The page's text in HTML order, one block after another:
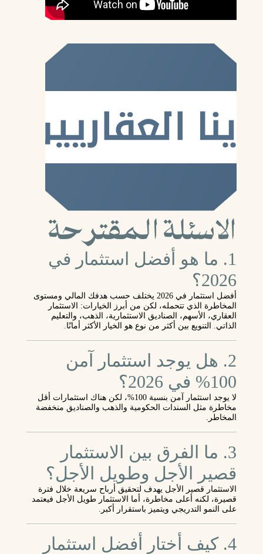
الاسئلة المقترحة
1. ما هو أفضل استثمار في
2026؟
أفضل استثمار في 2026 يختلف حسب هدفك المالي ومستوى
المخاطرة الذي تتحمله، لكن من أبرز الخيارات: الاستثمار
العقاري، الأسهم، الصناديق الاستثمارية، الذهب، والتعليم
الذاتي . التنويع بين أكثر من نوع هو الخيار الأكثر أمانًا.
2. هل يوجد استثمار آمن
100% في 2026؟
لا يوجد استثمار آمن بنسبة 100%، لكن هناك استثمارات
أقل
مخاطرة مثل السندات الحكومية والذهب والصناديق منخفضة
المخاطر.
3. ما الفرق بين الاستثمار
قصير الأجل وطويل الأجل؟
الاستثمار قصير الأجل يهدف لتحقيق أرباح سريعة خلال فترة
قصيرة، لكنه أعلى مخاطرة، أما الاستثمار طويل الأجل فيعتمد
على النمو التدريجي ويتميز باستقرار أكبر.
4. كيف أختار أفضل استثمار